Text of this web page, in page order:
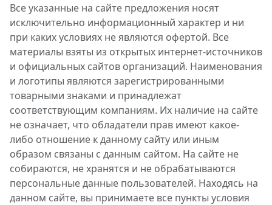
Все указанные на сайте предложения носят
исключительно информационный характер и ни
при каких условиях не являются офертой. Все
материалы взяты из открытых интернет-источников
и официальных сайтов организаций. Наименования
и логотипы являются зарегистрированными
товарными знаками и принадлежат
соответствующим компаниям. Их наличие на сайте
не означает, что обладатели прав имеют какое-
либо отношение к данному сайту или иным
образом связаны с данным сайтом. На сайте не
собираются, не хранятся и не обрабатываются
персональные данные пользователей. Находясь на
данном сайте, вы принимаете все пункты условия